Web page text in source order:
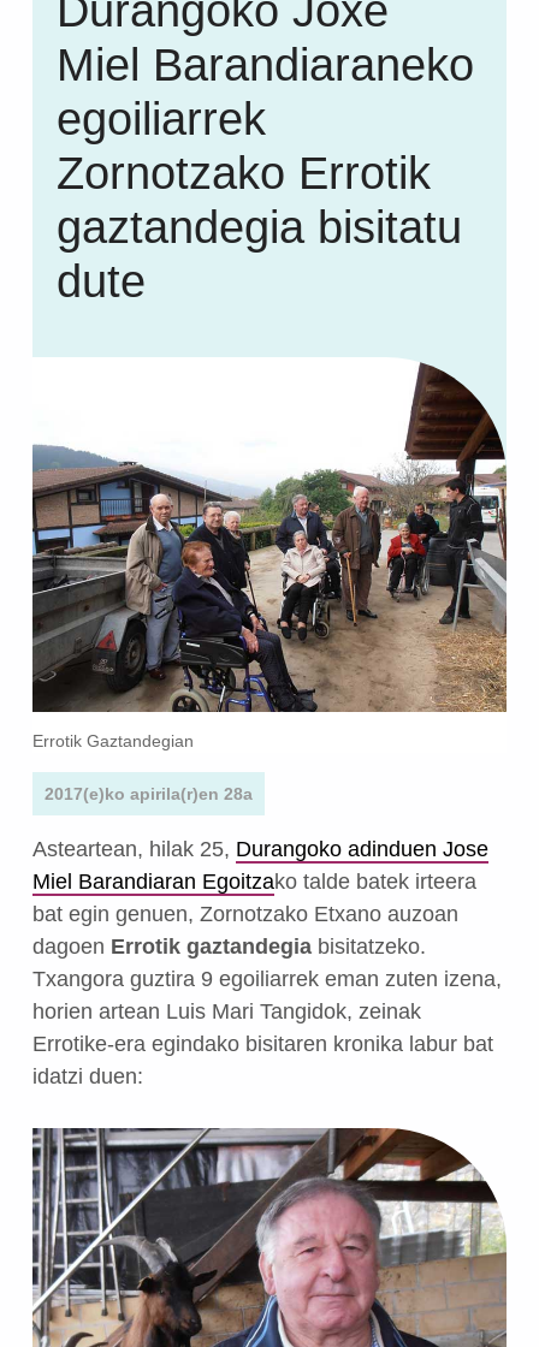
Durangoko Joxe
Miel Barandiaraneko
egoiliarrek
Zornotzako Errotik
gaztandegia bisitatu
dute
Errotik Gaztandegian
2017(e)ko apirila(r)en 28a
Asteartean, hilak 25, Durangoko adinduen Jose
Miel Barandiaran Egoitzako talde batek irteera
bat egin genuen, Zornotzako Etxano auzoan
dagoen Errotik gaztandegiabisitatzeko.
Txangora guztira 9 egoiliarrek eman zuten izena,
horien artean Luis Mari Tangidok, zeinak
Errotike-era egindako bisitaren kronika labur bat
idatzi duen: